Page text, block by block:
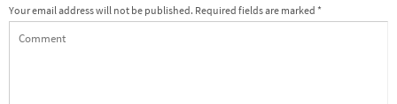
Your email address will not be published. Required fields are marked *